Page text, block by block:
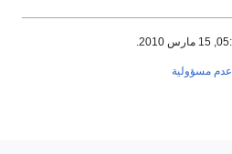
عدم مسؤولية